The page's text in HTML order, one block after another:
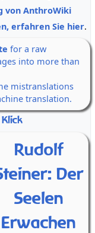
von AnthroWiki
erfahren Sie hier.
for a raw
into more than
mistranslations
translation.
Rudolf
Der
Seelen
Erwachen